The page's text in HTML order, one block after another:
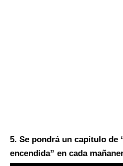
5. Se pondrá un capítulo de
encendida” en cada